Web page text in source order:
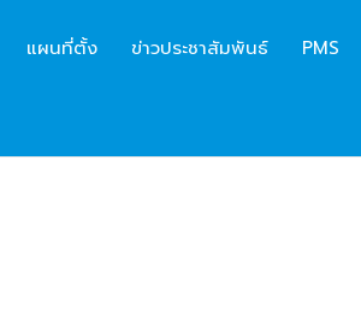
แผนที่ตั้ง ข่าวประชาสัมพันธ์ PMS